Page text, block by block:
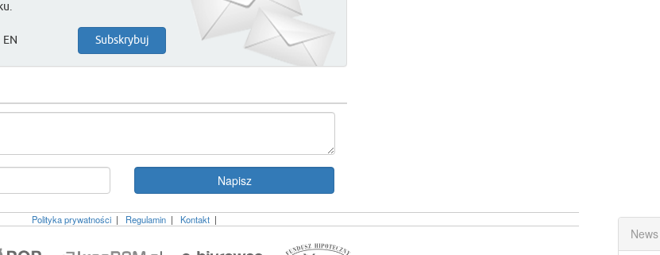
EN
Polityka prywatności| Regulamin| Kontakt|